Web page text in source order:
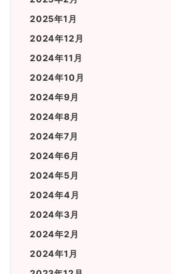
2025年1月
2024年12月
2024年11月
2024年10月
2024年9月
2024年8月
2024年7月
2024年6月
2024年5月
2024年4月
2024年3月
2024年2月
2024年1月